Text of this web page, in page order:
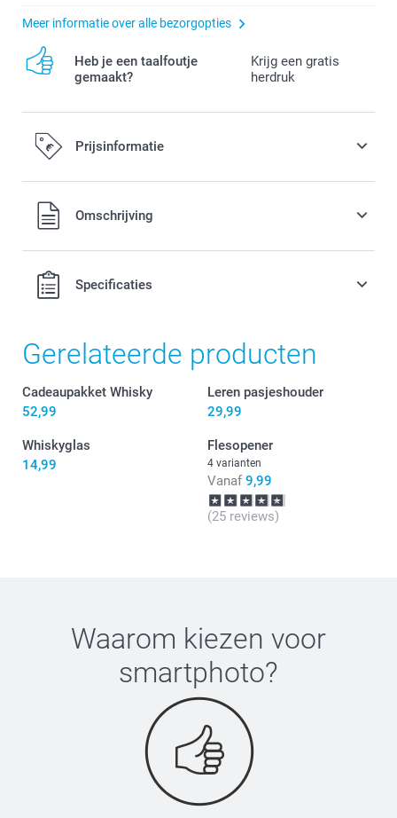
Meer informatie over alle bezorgopties
Heb je een taalfoutje
gemaakt?
Krijg een gratis
herdruk
Prijsinformatie
Alle prijzen zijn in EURO (€) inclusief BTW en exclusief
verzendkosten.Omschrijving
Specificaties
Gerelateerde producten
Cadeaupakket Whisky
52,99
Leren pasjeshouder
29,99
Whiskyglas
14,99
Flesopener
4 varianten
Vanaf 9,99
(25 reviews)
Waarom kiezen voor
smartphoto?